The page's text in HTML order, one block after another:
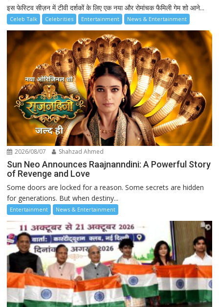
इस फेस्टिव सीज़न में टीवी दर्शकों के लिए एक नया और रोमांचक फैमिली गेम शो आने...
Celeb Talk Celebrities Entertainment News & Entertainment
2026/08/07 Shahzad Ahmed
Sun Neo Announces Raajnanndini: A Powerful Story
of Revenge and Love
Some doors are locked for a reason. Some secrets are hidden
for generations. But when destiny...
Entertainment News & Entertainment